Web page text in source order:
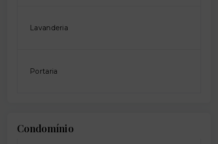
Lavanderia
Portaria
Condomínio